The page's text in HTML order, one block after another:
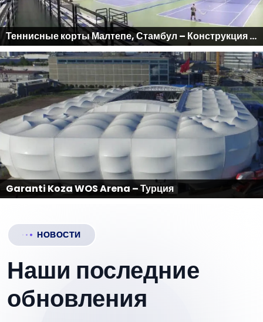
Теннисные корты Малтепе, Стамбул – Конструкция Airdome | Турция
Garanti Koza WOS Arena – Турция
НОВОСТИ
Наши последние
обновления